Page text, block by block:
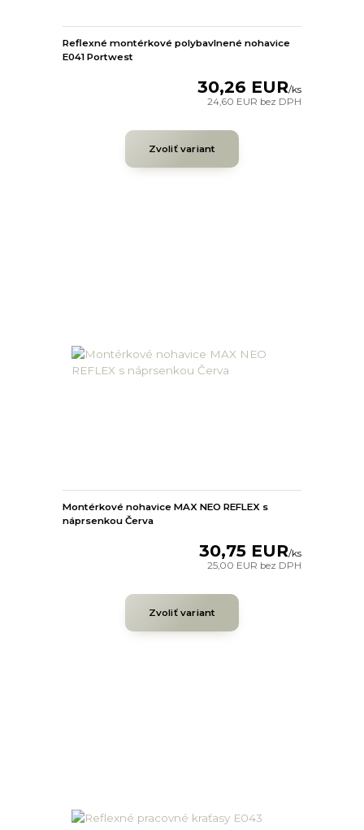
Reflexné montérkové polybavlnené nohavice
E041 Portwest
30,26 EUR/ks
24,60 EUR bez DPH
Zvoliť variant
Montérkové nohavice MAX NEO REFLEX s
náprsenkou Červa
30,75 EUR/ks
25,00 EUR bez DPH
Zvoliť variant